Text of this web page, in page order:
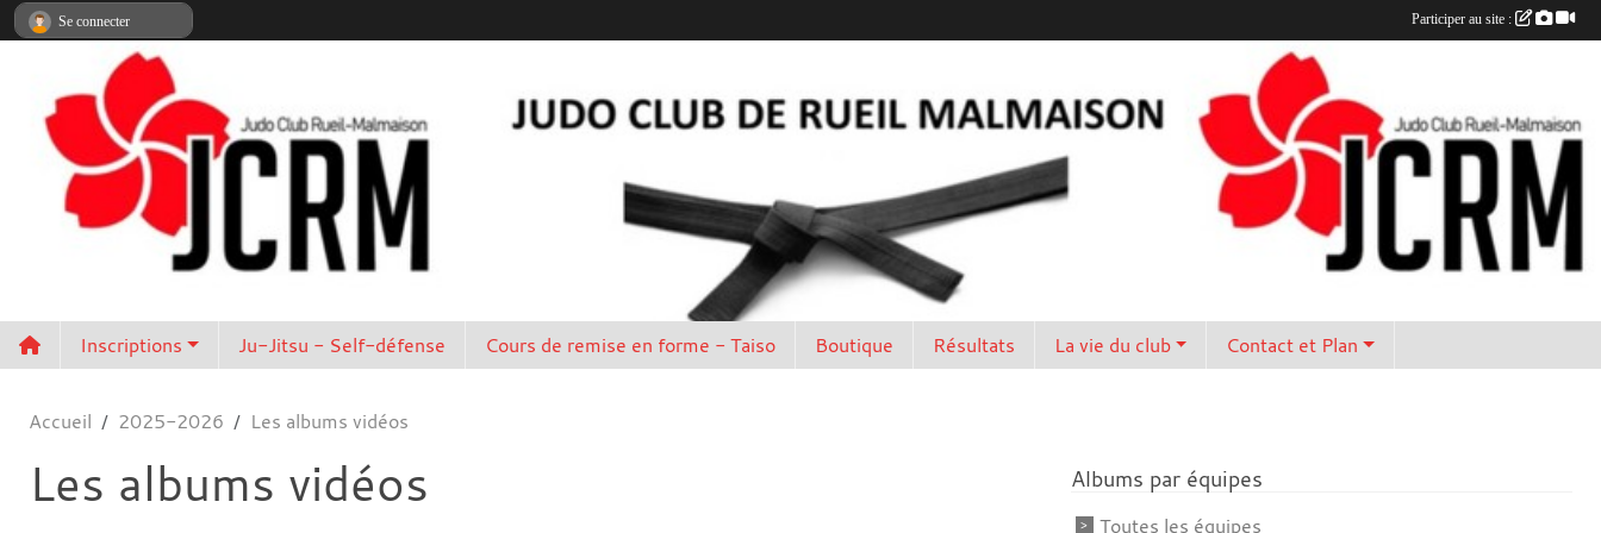
Inscriptions Ju-Jitsu - Self-défense Cours de remise en forme - Taiso Boutique Résultats La vie du club Contact et Plan
Accueil 2025-2026 Les albums vidéos
Les albums vidéos Albums par équipes
Toutes les équipes
Se connecter Participer au site :
Panneau de gestion des cookies